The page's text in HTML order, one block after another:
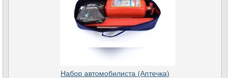
Набор автомобилиста (Аптечка)